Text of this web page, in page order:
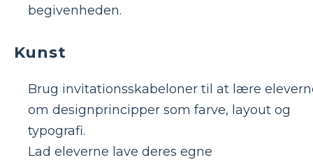
begivenheden.
Kunst
Brug invitationsskabeloner til at lære
om designprincipper som farve, layout og
typografi.
Lad eleverne lave deres egne